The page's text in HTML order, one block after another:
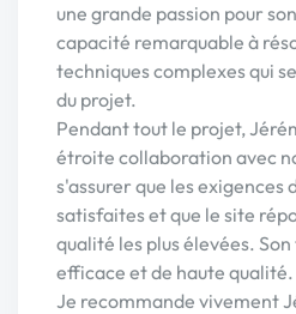
une grande passion pour
capacité remarquable à
techniques complexes qui
du projet.
Pendant tout le projet,
étroite collaboration avec
s'assurer que les exigences
satisfaites et que le site
qualité les plus élevées.
efficace et de haute qualité.
Je recommande vivement